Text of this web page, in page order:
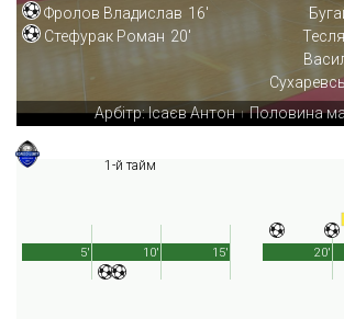
Фролов Владислав 16'
Стефурак Роман 20'
Арбітр: Ісаєв Антон
| Половина
1-й тайм
15'
5' 10' 20'